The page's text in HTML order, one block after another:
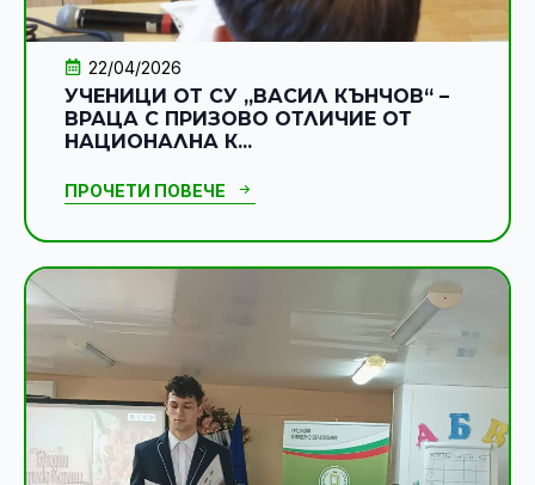
22/04/2026
УЧЕНИЦИ ОТ СУ „ВАСИЛ КЪНЧОВ“ –
ВРАЦА С ПРИЗОВО ОТЛИЧИЕ ОТ
НАЦИОНАЛНА К...
ПРОЧЕТИ ПОВЕЧЕ